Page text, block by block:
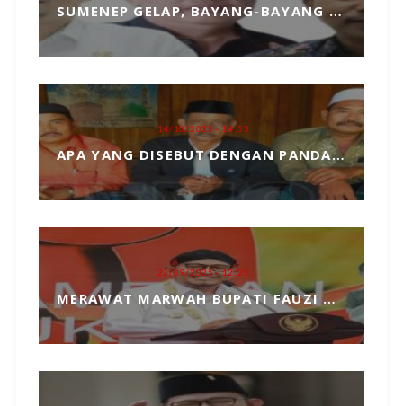
SUMENEP GELAP, BAYANG-BAYANG MATAHARI KEMBAR HANTUI PENGANGKATAN SEKDA
14/10/2025 - 14:53
APA YANG DISEBUT DENGAN PANDANGAN DUNIA, MARI KITA ULAS SECARA SEDERHANA
23/09/2025 - 12:25
MERAWAT MARWAH BUPATI FAUZI DARI TANGAN JAHIL PENYELENGGARA EVENT MCF 2025